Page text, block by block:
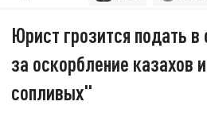
Юрист грозится подать в
за оскорбление казахов
сопливых"